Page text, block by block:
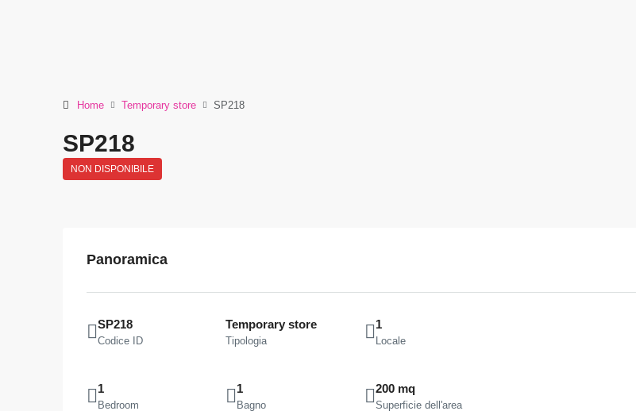
Home Temporary store SP218
SP218
NON DISPONIBILE
Panoramica
SP218
Codice ID
Temporary store
Tipologia
1
Locale
1
Bedroom
1
Bagno
200 mq
Superficie dell'area